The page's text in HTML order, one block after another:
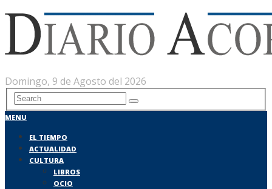
Domingo, 9 de Agosto del 2026
MENU
EL TIEMPO
ACTUALIDAD
CULTURA
LIBROS
OCIO